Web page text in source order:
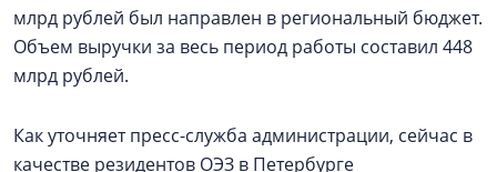
млрд рублей был направлен в региональный бюджет.
Объем выручки за весь период работы составил 448
млрд рублей.
Как уточняет пресс-служба администрации, сейчас в
качестве резидентов ОЭЗ в Петербурге